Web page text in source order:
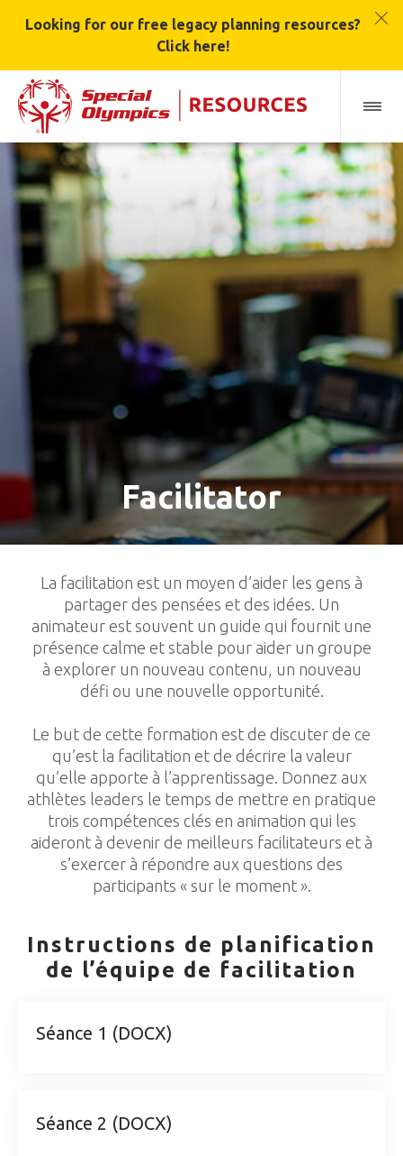
Looking for our free legacy planning resources?
Click here!
Facilitator
La facilitation est un moyen d’aider les gens à
partager des pensées et des idées. Un
animateur est souvent un guide qui fournit une
présence calme et stable pour aider un groupe
à explorer un nouveau contenu, un nouveau
défi ou une nouvelle opportunité.
Le but de cette formation est de discuter de ce
qu’est la facilitation et de décrire la valeur
qu’elle apporte à l’apprentissage. Donnez aux
athlètes leaders le temps de mettre en pratique
trois compétences clés en animation qui les
aideront à devenir de meilleurs facilitateurs et à
s’exercer à répondre aux questions des
participants « sur le moment ».
Instructions de planification
de l’équipe de facilitation
Séance 1 (DOCX)
Séance 2 (DOCX)